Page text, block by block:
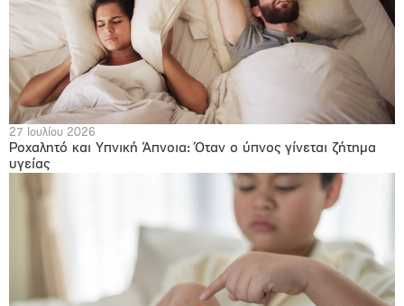
27 Ιουλίου 2026
Ροχαλητό και Υπνική Άπνοια: Όταν ο ύπνος γίνεται ζήτημα
υγείας